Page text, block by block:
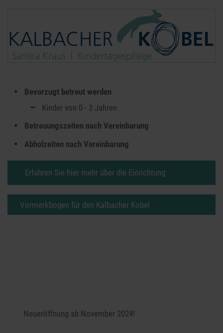
Bevorzugt betreut werden
Kinder von 0 - 3 Jahren
Betreuungszeiten nach Vereinbarung
Abholzeiten nach Vereinbarung
Erfahren Sie hier mehr über die Einrichtung
Vormerkbogen für den Kalbacher Kobel
Neueröffnung ab November 2024!